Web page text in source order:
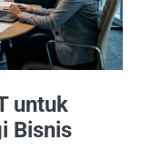
untuk
Bisnis